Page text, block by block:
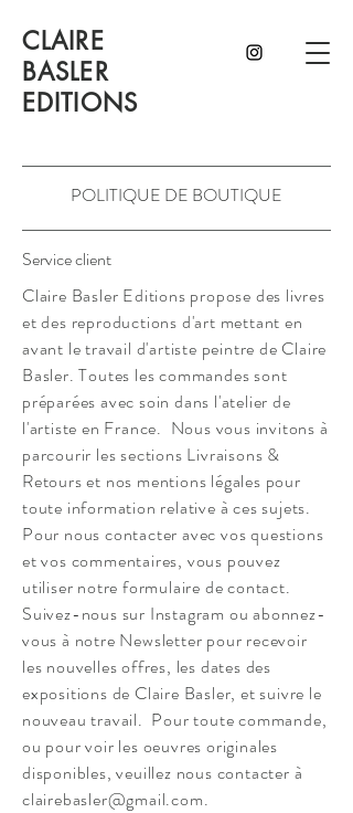
CLAIRE
BASLER
EDITIONS
POLITIQUE DE BOUTIQUE
Service client
Claire Basler Editions propose des livres
et des reproductions d'art mettant en
avant le travail d'artiste peintre de Claire
Basler. Toutes les commandes sont
préparées avec soin dans l'atelier de
l'artiste en France. Nous vous invitons à
parcourir les sections Livraisons &
Retours et nos mentions légales pour
toute information relative à ces sujets.
Pour nous contacter avec vos questions
et vos commentaires, vous pouvez
utiliser notre formulaire de contact.
Suivez-nous sur Instagram ou abonnez-
vous à notre Newsletter pour recevoir
les nouvelles offres, les dates des
expositions de Claire Basler, et suivre le
nouveau travail. Pour toute commande,
ou pour voir les oeuvres originales
disponibles, veuillez nous contacter à
clairebasler@gmail.com.